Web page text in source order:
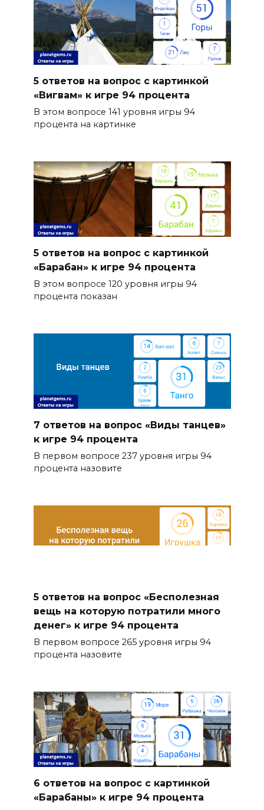
5 ответов на вопрос с картинкой
«Вигвам» к игре 94 процента
В этом вопросе 141 уровня игры 94
процента на картинке
5 ответов на вопрос с картинкой
«Барабан» к игре 94 процента
В этом вопросе 120 уровня игры 94
процента показан
7 ответов на вопрос «Виды танцев»
к игре 94 процента
В первом вопросе 237 уровня игры 94
процента назовите
5 ответов на вопрос «Бесполезная
вещь на которую потратили много
денег» к игре 94 процента
В первом вопросе 265 уровня игры 94
процента назовите
6 ответов на вопрос с картинкой
«Барабаны» к игре 94 процента